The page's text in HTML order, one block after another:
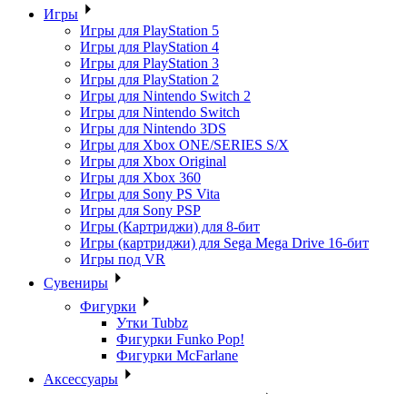
Игры
Игры для PlayStation 5
Игры для PlayStation 4
Игры для PlayStation 3
Игры для PlayStation 2
Игры для Nintendo Switch 2
Игры для Nintendo Switch
Игры для Nintendo 3DS
Игры для Xbox ONE/SERIES S/X
Игры для Xbox Original
Игры для Xbox 360
Игры для Sony PS Vita
Игры для Sony PSP
Игры (Картриджи) для 8-бит
Игры (картриджи) для Sega Mega Drive 16-бит
Игры под VR
Сувениры
Фигурки
Утки Tubbz
Фигурки Funko Pop!
Фигурки McFarlane
Аксессуары